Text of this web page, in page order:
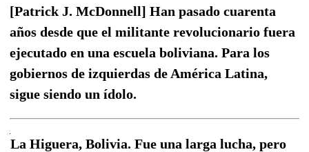
[Patrick J. McDonnell] Han pasado cuarenta
años desde que el militante revolucionario fuera
ejecutado en una escuela boliviana. Para los
gobiernos de izquierdas de América Latina,
sigue siendo un ídolo.
La Higuera, Bolivia. Fue una larga lucha, pero